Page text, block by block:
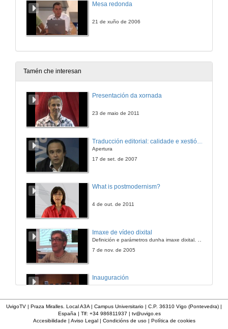
Mesa redonda
21 de xuño de 2006
Tamén che interesan
Presentación da xornada
23 de maio de 2011
Apertura
17 de set. de 2007
What is postmodernism?
4 de out. de 2011
Imaxe de vídeo dixital
Definición e parámetros dunha imaxe dixital. Resolución e Aspecto. Profundidade da cor. Compresión. Frame por segundo. Entrelazado. Campos, cadros
7 de nov. de 2005
Inauguración
UvigoTV | Praza Miralles. Local A3A | Campus Universitario | C.P. 36310 Vigo (Pontevedra) |
España | Tlf: +34 986811937 | tv@uvigo.es
Accesibilidade | Aviso Legal| Condicións de uso| Política de cookies